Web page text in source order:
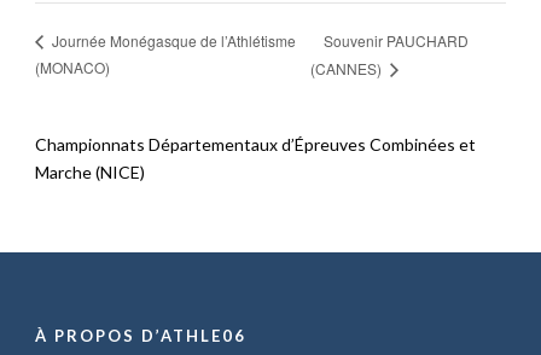
Journée Monégasque de l’Athlétisme
(MONACO)
Souvenir PAUCHARD
(CANNES)
Championnats Départementaux d’Épreuves Combinées et
Marche (NICE)
À PROPOS D’ATHLE06